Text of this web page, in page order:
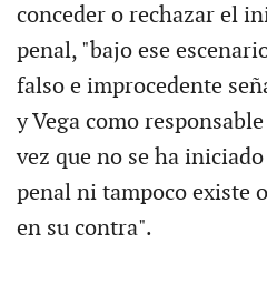
conceder o rechazar el
penal, "bajo ese
falso e improcedente
y Vega como
vez que no se ha
penal ni tampoco existe
en su contra".